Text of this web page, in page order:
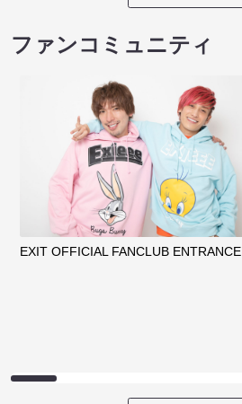
ファンコミュニティ
EXIT OFFICIAL FANCLUB ENTRANCE